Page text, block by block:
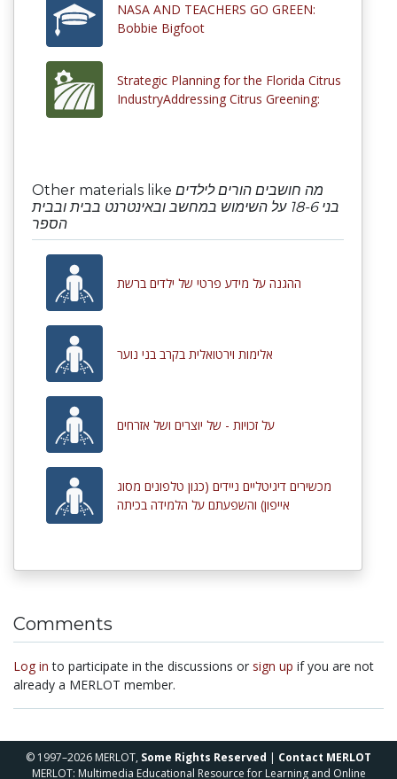
NASA AND TEACHERS GO GREEN:
Bobbie Bigfoot
Strategic Planning for the Florida Citrus
IndustryAddressing Citrus Greening:
Other materials like מה חושבים הורים לילדים
בני 18-6 על השימוש במחשב ובאינטרנט בבית ובבית
הספר
ההגנה על מידע פרטי של ילדים ברשת
אלימות וירטואלית בקרב בני נוער
על זכויות - של יוצרים ושל אזרחים
מכשירים דיגיטליים ניידים (כגון טלפונים מסוג
אייפון) והשפעתם על הלמידה בכיתה
Comments
Log in to participate in the discussions or sign up if you are not
already a MERLOT member.
© 1997–2026 MERLOT, Some Rights Reserved | Contact MERLOT
MERLOT: Multimedia Educational Resource for Learning and Online